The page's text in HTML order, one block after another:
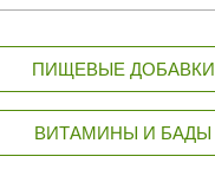
ПИЩЕВЫЕ ДОБАВКИ
ВИТАМИНЫ И БАДЫ